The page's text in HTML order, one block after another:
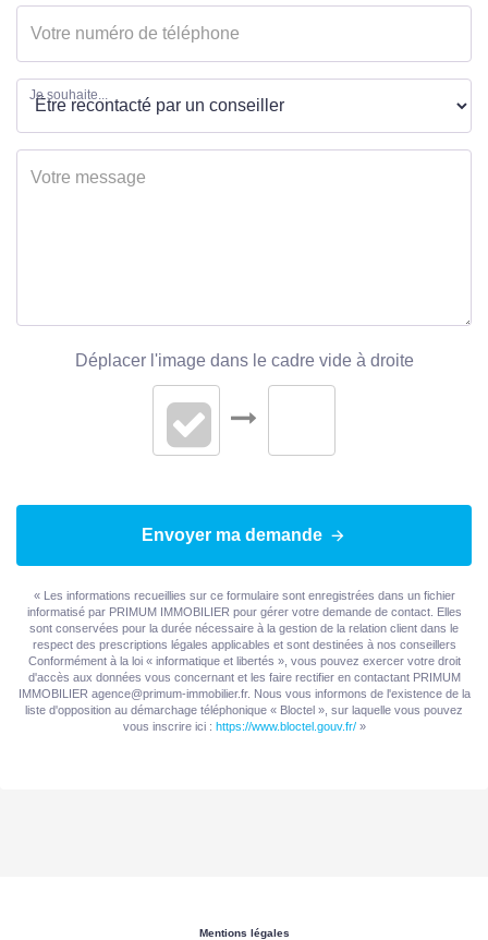
Je souhaite...
Déplacer l'image dans le cadre vide à droite
Envoyer ma demande
« Les informations recueillies sur ce formulaire sont enregistrées dans un fichier
informatisé par PRIMUM IMMOBILIER pour gérer votre demande de contact. Elles
sont conservées pour la durée nécessaire à la gestion de la relation client dans le
respect des prescriptions légales applicables et sont destinées à nos conseillers
Conformément à la loi « informatique et libertés », vous pouvez exercer votre droit
d'accès aux données vous concernant et les faire rectifier en contactant PRIMUM
IMMOBILIER agence@primum-immobilier.fr. Nous vous informons de l'existence de la
liste d'opposition au démarchage téléphonique « Bloctel », sur laquelle vous pouvez
vous inscrire ici : https://www.bloctel.gouv.fr/»
Mentions légales